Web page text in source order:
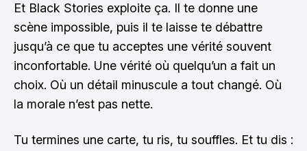
Et Black Stories exploite ça. Il te donne une
scène impossible, puis il te laisse te débattre
jusqu’à ce que tu acceptes une vérité souvent
inconfortable. Une vérité où quelqu’un a fait un
choix. Où un détail minuscule a tout changé. Où
la morale n’est pas nette.
Tu termines une carte, tu ris, tu souffles. Et tu dis :